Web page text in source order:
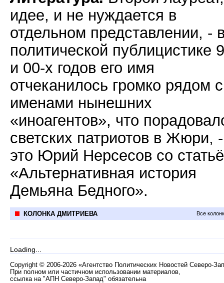
идее, и не нуждается в
отдельном представлении, -
политической публицистике
и 00-х годов его имя
отчеканилось громко рядом с
именами нынешних
«иноагентов», что
светских патриотов в Жюри, -
это Юрий Нерсесов со
«Альтернативная история
Демьяна Бедного».
КОЛОНКА ДМИТРИЕВА Все
Loading...
Copyright © 2006-2026 «Агентство Политических Новостей Северо-
При полном или частичном использовании материалов,
ссылка на "АПН Северо-Запад" обязательна